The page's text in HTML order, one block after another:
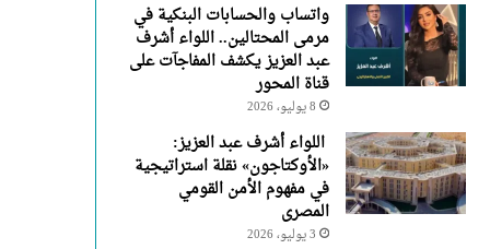
واتساب والحسابات البنكية في
مرمى المحتالين.. اللواء أشرف
عبد العزيز يكشف المفاجآت على
قناة المحور
8 يوليو، 2026
اللواء أشرف عبد العزيز:
«الأوكتاجون» نقلة استراتيجية
في مفهوم الأمن القومي
المصرى
3 يوليو، 2026